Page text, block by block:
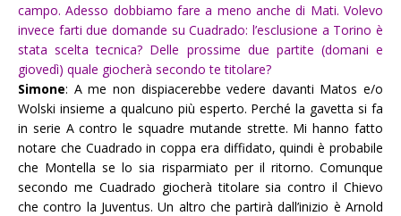
campo. Adesso dobbiamo fare a meno anche di Mati. Volevo
invece farti due domande su Cuadrado: l’esclusione a Torino è
stata scelta tecnica? Delle prossime due partite (domani e
giovedì) quale giocherà secondo te titolare?
Simone: A me non dispiacerebbe vedere davanti Matos e/o
Wolski insieme a qualcuno più esperto. Perché la gavetta si fa
in serie A contro le squadre mutande strette. Mi hanno fatto
notare che Cuadrado in coppa era diffidato, quindi è probabile
che Montella se lo sia risparmiato per il ritorno. Comunque
secondo me Cuadrado giocherà titolare sia contro il Chievo
che contro la Juventus. Un altro che partirà dall’inizio è Arnold